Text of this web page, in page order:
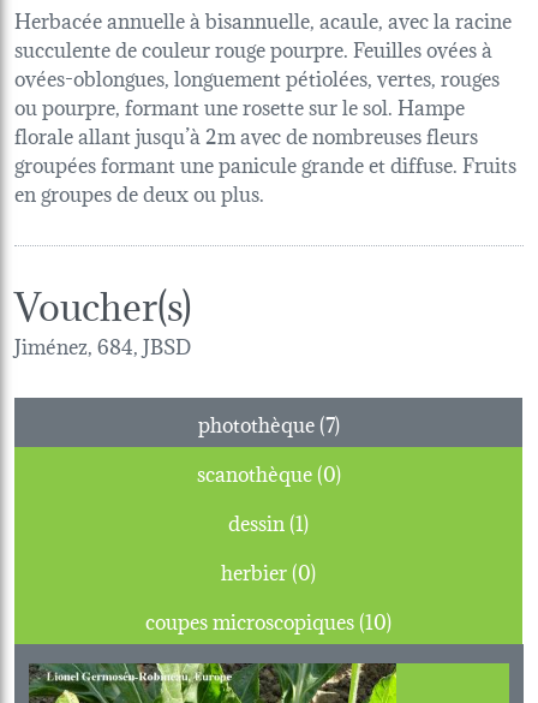
Herbacée annuelle à bisannuelle, acaule, avec la racine
succulente de couleur rouge pourpre. Feuilles ovées à
ovées-oblongues, longuement pétiolées, vertes, rouges
ou pourpre, formant une rosette sur le sol. Hampe
florale allant jusqu’à 2m avec de nombreuses fleurs
groupées formant une panicule grande et diffuse. Fruits
en groupes de deux ou plus.
Voucher(s)
Jiménez, 684, JBSD
photothèque (7)
scanothèque (0)
dessin (1)
herbier (0)
coupes microscopiques (10)